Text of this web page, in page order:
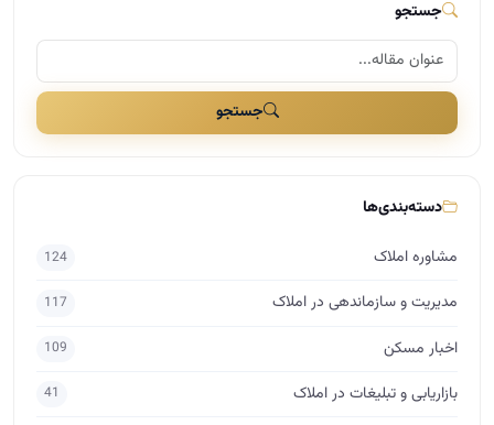
جستجو
جستجو
دسته‌بندی‌ها
مشاوره املاک 124
مدیریت و سازماندهی در املاک 117
اخبار مسکن 109
بازاریابی و تبلیغات در املاک 41